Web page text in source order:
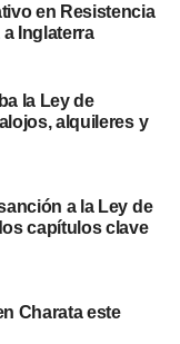
en Resistencia
Inglaterra
la Ley de
alquileres y
a la Ley de
capítulos clave
Charata este